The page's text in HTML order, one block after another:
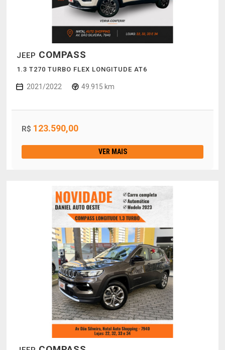
JEEP COMPASS
1.3 T270 TURBO FLEX LONGITUDE AT6
2021/2022 49.915 km
R$ 123.590,00
VER MAIS